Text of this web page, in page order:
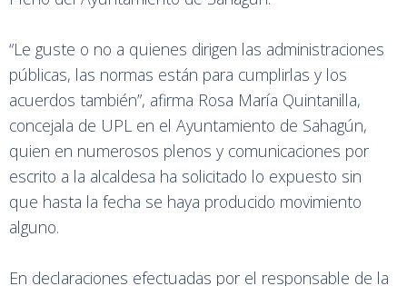
“Le guste o no a quienes dirigen las administraciones
públicas, las normas están para cumplirlas y los
acuerdos también”, afirma Rosa María Quintanilla,
concejala de UPL en el Ayuntamiento de Sahagún,
quien en numerosos plenos y comunicaciones por
escrito a la alcaldesa ha solicitado lo expuesto sin
que hasta la fecha se haya producido movimiento
alguno.
En declaraciones efectuadas por el responsable de la